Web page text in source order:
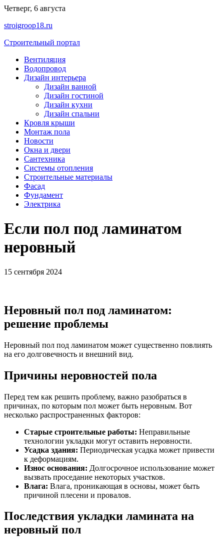
Перейти
содержимому
Четверг, 6 августа
stroigroop18.ru
Строительный портал
Вентиляция
Водопровод
Дизайн интерьера
Дизайн ванной
Дизайн гостиной
Дизайн кухни
Дизайн спальни
Кровля крыши
Монтаж пола
Новости
Окна и двери
Сантехника
Системы отопления
Строительные материалы
Фасад
Фундамент
Электрика
Если пол под ламинатом
неровный
15 сентября 2024
Неровный пол под ламинатом:
решение проблемы
Неровный пол под ламинатом может существенно повлиять
на его долговечность и внешний вид.
Причины неровностей пола
Перед тем как решить проблему, важно разобраться в
причинах, по которым пол может быть неровным. Вот
несколько распространенных факторов:
Старые строительные работы: Неправильные
технологии укладки могут оставить неровности.
Усадка здания: Периодическая усадка может привести
к деформациям.
Износ основания: Долгосрочное использование может
вызвать проседание некоторых участков.
Влага: Влага, проникающая в основы, может быть
причиной плесени и провалов.
Последствия укладки ламината на
неровный пол